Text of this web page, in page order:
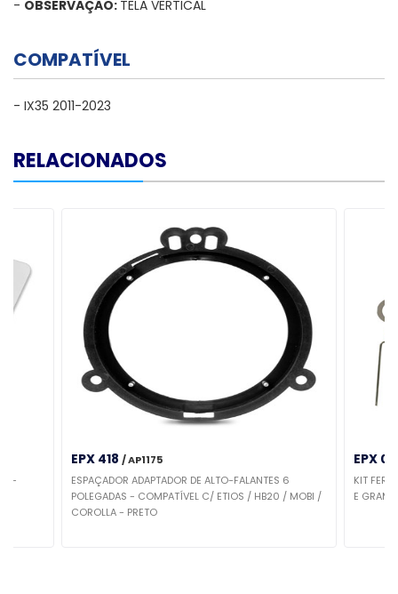
- OBSERVAÇÃO: TELA VERTICAL
COMPATÍVEL
- IX35 2011-2023
RELACIONADOS
EPX 418 / AP1175
ESPAÇADOR ADAPTADOR DE ALTO-FALANTES 6
POLEGADAS - COMPATÍVEL C/ ETIOS / HB20 / MOBI /
COROLLA - PRETO
EPX
KIT
E